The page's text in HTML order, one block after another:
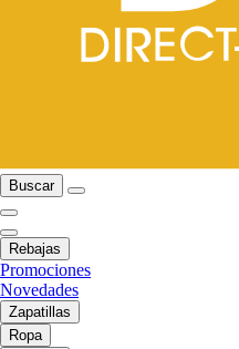
Buscar
Rebajas
Promociones
Novedades
Zapatillas
Ropa